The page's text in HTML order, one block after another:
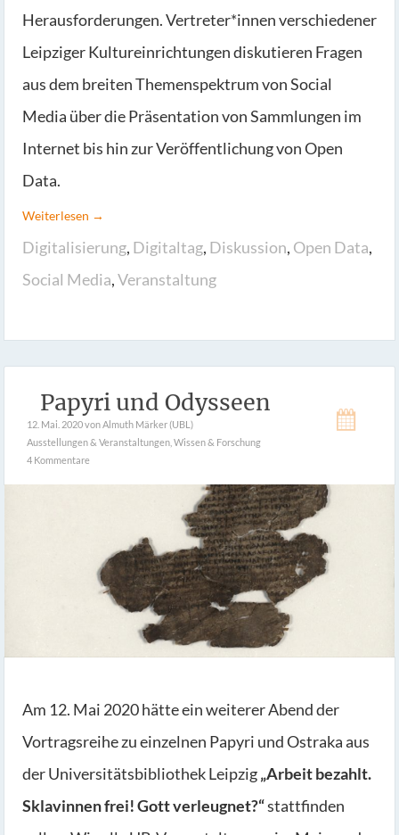
Herausforderungen. Vertreter*innen verschiedener
Leipziger Kultureinrichtungen diskutieren Fragen
aus dem breiten Themenspektrum von Social
Media über die Präsentation von Sammlungen im
Internet bis hin zur Veröffentlichung von Open
Data.
Weiterlesen →
Digitalisierung, Digitaltag, Diskussion, Open Data,
Social Media,Veranstaltung
Papyri und Odysseen
12. Mai. 2020von Almuth Märker (UBL)
Ausstellungen & Veranstaltungen Wissen & Forschung
4 Kommentare
Am 12. Mai 2020 hätte ein weiterer Abend der
Vortragsreihe zu einzelnen Papyri und Ostraka aus
der Universitätsbibliothek Leipzig„Arbeit bezahlt.
Sklavinnen frei! Gott verleugnet?“stattfinden